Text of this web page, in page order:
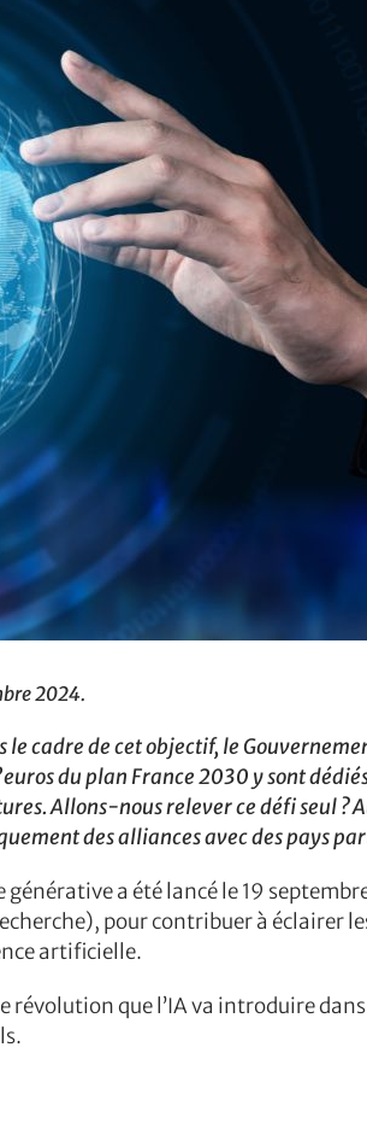
2024.
cadre de cet objectif, le
du plan France 2030 y sont
Allons-nous relever ce défi seul ?
des alliances avec des pays
a été lancé le 19
pour contribuer à éclairer
artificielle.
que l’IA va introduire